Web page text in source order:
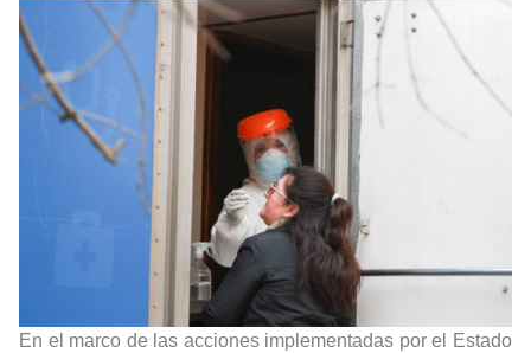
En el marco de las acciones implementadas por el Estado